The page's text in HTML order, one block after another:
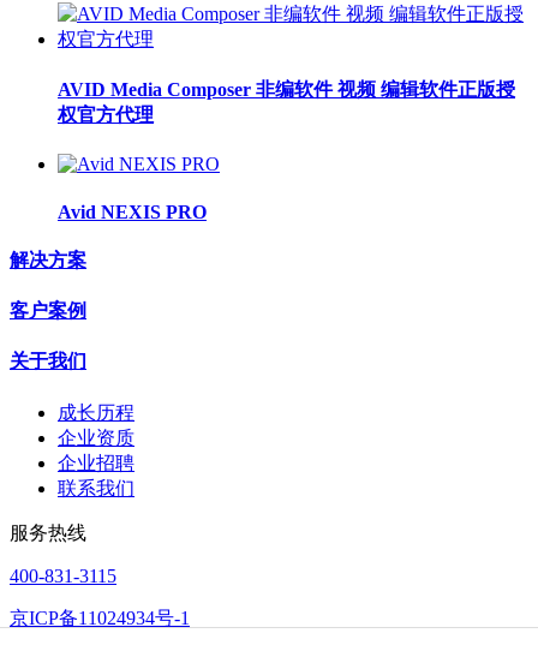
AVID Media Composer 非编软件 视频 编辑软件正版授
权官方代理
Avid NEXIS PRO
解决方案
客户案例
关于我们
成长历程
企业资质
企业招聘
联系我们
服务热线
400-831-3115
京ICP备11024934号-1